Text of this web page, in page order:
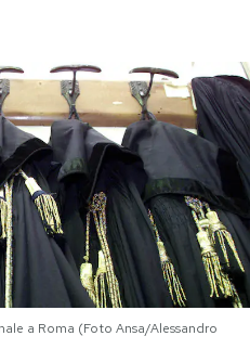
a Roma (Foto Ansa/Alessandro